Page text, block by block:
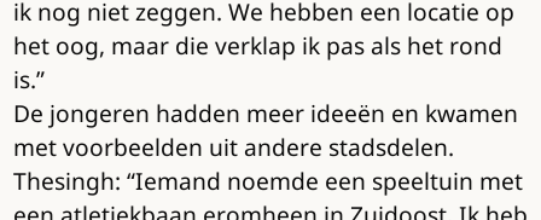
ik nog niet zeggen. We hebben een locatie op
het oog, maar die verklap ik pas als het rond
is.”
De jongeren hadden meer ideeën en kwamen
met voorbeelden uit andere stadsdelen.
Thesingh: “Iemand noemde een speeltuin met